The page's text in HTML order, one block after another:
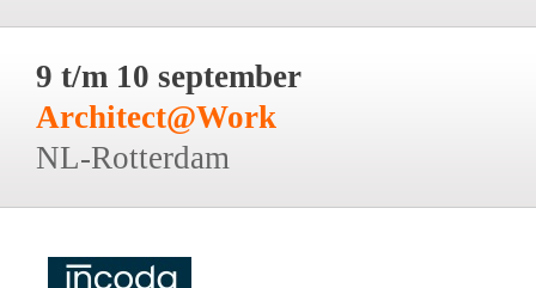
9 t/m 10 september
Architect@Work
NL-Rotterdam